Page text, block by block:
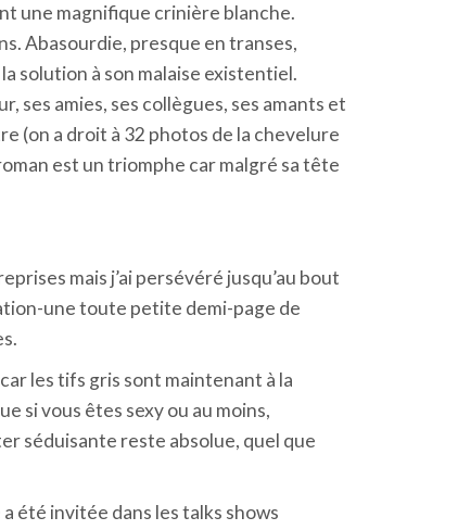
une magnifique crinière blanche.
Abasourdie, presque en transes,
solution à son malaise existentiel.
ses amies, ses collègues, ses amants et
(on a droit à 32 photos de la chevelure
est un triomphe car malgré sa tête
mais j’ai persévéré jusqu’au bout
une toute petite demi-page de
les tifs gris sont maintenant à la
si vous êtes sexy ou au moins,
séduisante reste absolue, quel que
été invitée dans les talks shows